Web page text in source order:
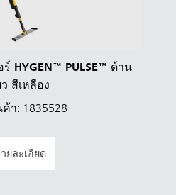
HYGEN™ PULSE™ ด้าน
ว สีเหลือง
า: 1835528
ยละเอียด